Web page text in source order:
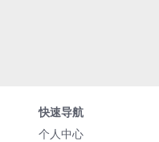
快速导航
个人中心